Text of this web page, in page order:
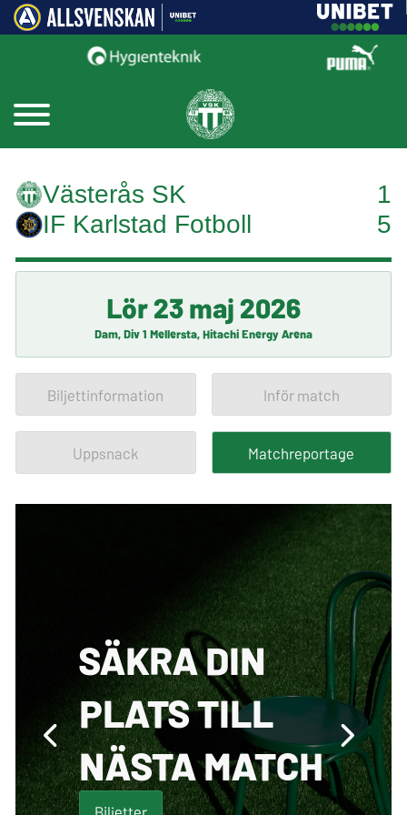
Västerås SK
1
IF Karlstad Fotboll
5
Lör 23 maj 2026
Dam, Div 1 Mellersta, Hitachi Energy Arena
Biljettinformation Inför match
Uppsnack Matchreportage
SÄKRA DIN
PLATS TILL
NÄSTA MATCH
Biljetter